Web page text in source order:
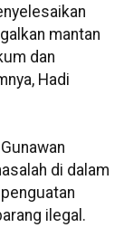
mantan
dan
Hadi
di dalam
ilegal.